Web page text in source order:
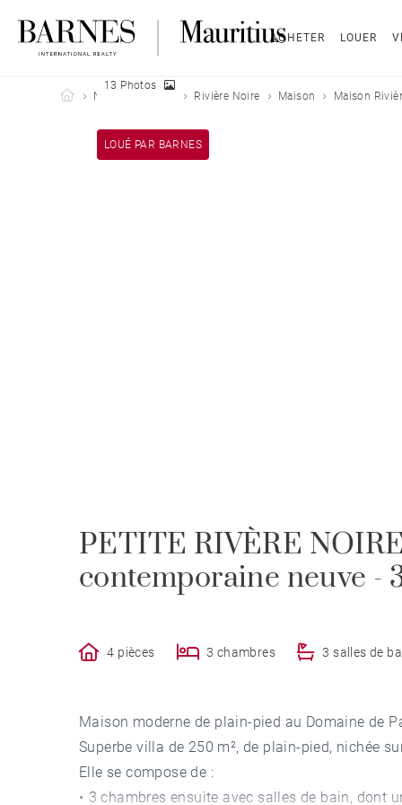
ACHETER LOUER
Barnes Mauritius
Nos biens loués Rivière Noire Maison Maison
LOUÉ PAR BARNES
13 Photos
PETITE RIVÈRE
contemporaine neuve -
4 pièces 3 chambres 3 salles de
Maison moderne de plain-pied au Domaine de
Superbe villa de 250 m², de plain-pied, nichée
Elle se compose de :
•⁠ ⁠3 chambres ensuite avec salles de bain, dont